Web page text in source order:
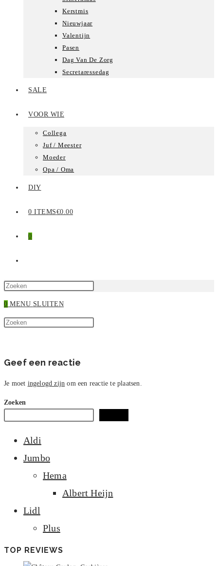
Kerstmis
Nieuwjaar
Valentijn
Pasen
Dag Van De Zorg
Secretaressedag
SALE
VOOR WIE
Collega
Juf / Meester
Moeder
Opa / Oma
DIY
0 ITEMS€0.00
0
ZOEKEN
0 MENU SLUITEN
Zoek
site
zoekpaneel
sluiten.
Geef een reactie
Je moet ingelogd zijn om een reactie te plaatsen.
Zoeken
Aldi
Jumbo
Hema
Albert Heijn
Lidl
Plus
TOP REVIEWS